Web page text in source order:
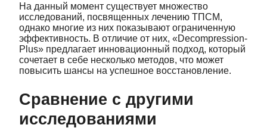
На данный момент существует множество
исследований, посвященных лечению ТПСМ,
однако многие из них показывают ограниченную
эффективность. В отличие от них, «Decompression-
Plus» предлагает инновационный подход, который
сочетает в себе несколько методов, что может
повысить шансы на успешное восстановление.
Сравнение с другими
исследованиями